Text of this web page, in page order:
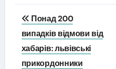
Навігація
записів
Понад 200
випадків відмови від
хабарів: львівські
прикордонники